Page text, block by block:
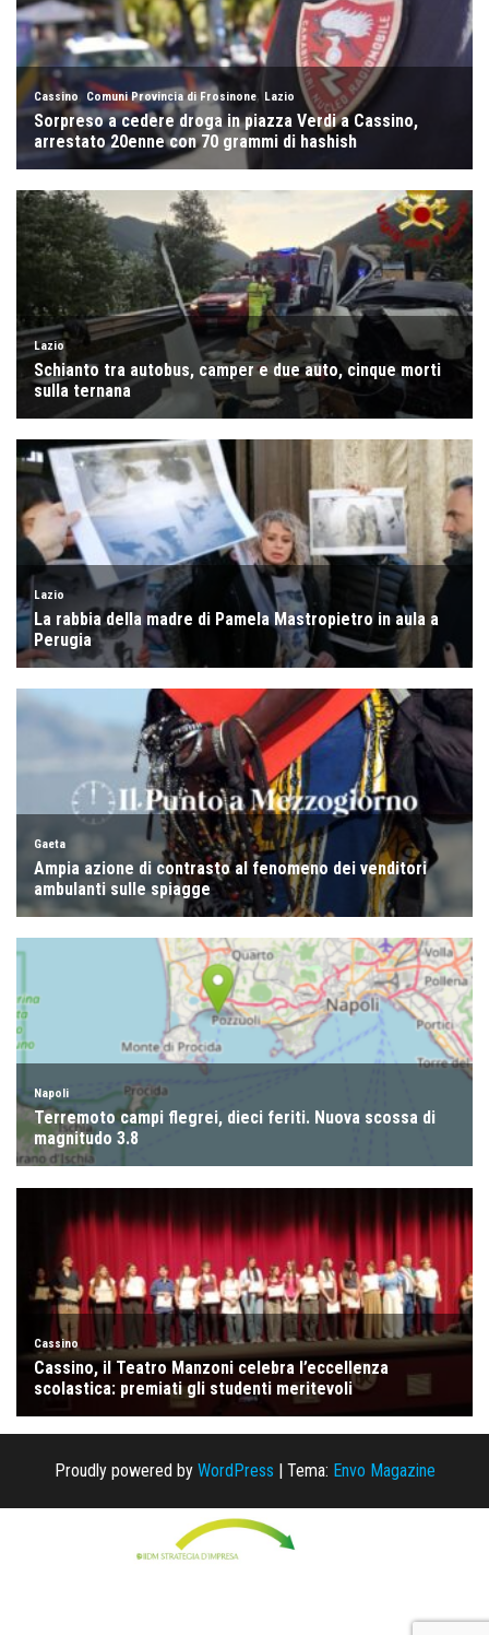
Proudly powered by WordPress | Tema: Envo Magazine